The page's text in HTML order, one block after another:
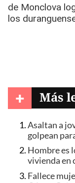
+ Más
Asaltan a
golpean
Hombre es
vivienda en
Fallece